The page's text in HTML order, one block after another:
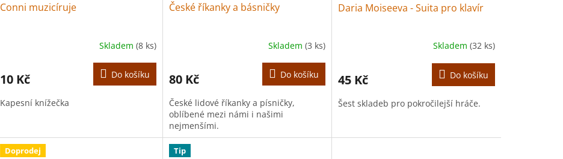
Conni muzicíruje
Skladem (8 ks)
10 Kč Do košíku
Kapesní knížečka
České říkanky a básničky
Skladem (3 ks)
80 Kč Do košíku
České lidové říkanky a písničky,
oblíbené mezi námi i našimi
nejmenšími.
Daria Moiseeva - Suita pro klavír
Skladem (32 ks)
45 Kč Do košíku
Šest skladeb pro pokročilejší hráče.
Doprodej
Tip